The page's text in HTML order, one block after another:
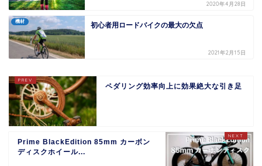
2020年4月28日
機材 初心者用ロードバイクの最大の欠点
2021年2月15日
ペダリング効率向上に効果絶大な引き足
Prime BlackEdition 85mm カーボン
ディスクホイール...